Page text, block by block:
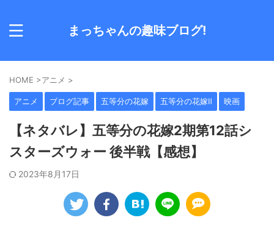
まっちゃんの趣味ブログ!
HOME >アニメ >
アニメ ブログ記事 五等分の花嫁 五等分の花嫁Ⅱ 映画
【ネタバレ】五等分の花嫁2期第12話シ
スターズウォー 後半戦【感想】
2023年8月17日